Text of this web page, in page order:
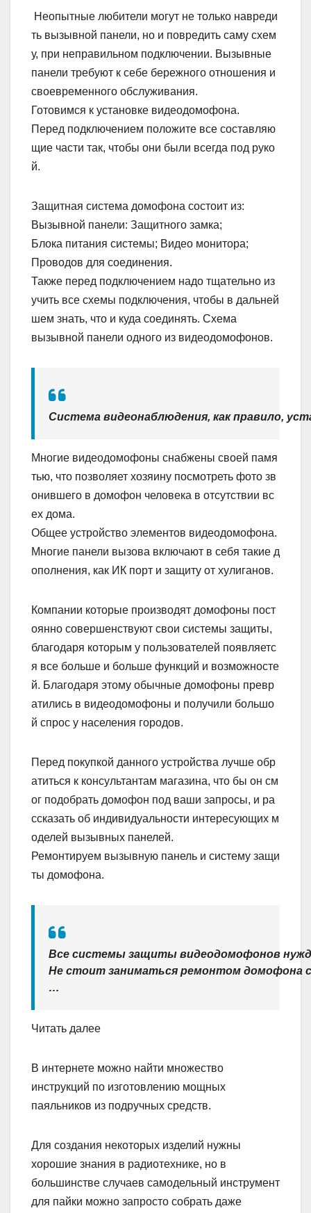
Неопытные любители могут не только навреди
ть вызывной панели, но и повредить саму схем
у, при неправильном подключении. Вызывные
панели требуют к себе бережного отношения и
своевременного обслуживания.
Готовимся к установке видеодомофона.
Перед подключением положите все составляю
щие части так, чтобы они были всегда под руко
й.
Защитная система домофона состоит из:
Вызывной панели: Защитного замка;
Блока питания системы; Видео монитора;
Проводов для соединения.
Также перед подключением надо тщательно из
учить все схемы подключения, чтобы в дальней
шем знать, что и куда соединять. Схема
вызывной панели одного из видеодомофонов.
Система видеонаблюдения, как правило,
Многие видеодомофоны снабжены своей памя
тью, что позволяет хозяину посмотреть фото зв
онившего в домофон человека в отсутствии вс
ех дома.
Общее устройство элементов видеодомофона.
Многие панели вызова включают в себя такие д
ополнения, как ИК порт и защиту от хулиганов.
Компании которые производят домофоны пост
оянно совершенствуют свои системы защиты,
благодаря которым у пользователей появляетс
я все больше и больше функций и возможносте
й. Благодаря этому обычные домофоны превр
атились в видеодомофоны и получили большо
й спрос у населения городов.
Перед покупкой данного устройства лучше обр
атиться к консультантам магазина, что бы он см
ог подобрать домофон под ваши запросы, и ра
ссказать об индивидуальности интересующих м
оделей вызывных панелей.
Ремонтируем вызывную панель и систему защи
ты домофона.
Все системы защиты видеодомофонов
Не стоит заниматься ремонтом домофона
…
Читать далее
В интернете можно найти множество
инструкций по изготовлению мощных
паяльников из подручных средств.
Для создания некоторых изделий нужны
хорошие знания в радиотехнике, но в
большинстве случаев самодельный инструмент
для пайки можно запросто собрать даже